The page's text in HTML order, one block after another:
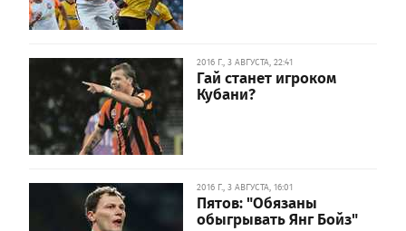
2016 Г., 3 АВГУСТА, 22:41
Гай станет игроком
Кубани?
2016 Г., 3 АВГУСТА, 16:01
Пятов: "Обязаны
обыгрывать Янг Бойз"